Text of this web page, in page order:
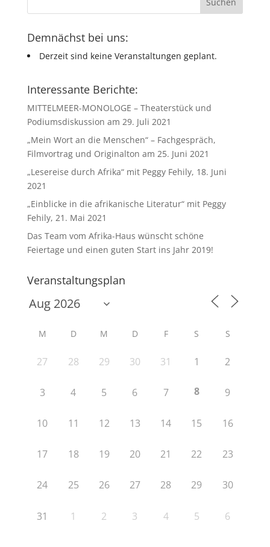
Demnächst bei uns:
Derzeit sind keine Veranstaltungen geplant.
Interessante Berichte:
MITTELMEER-MONOLOGE – Theaterstück und
Podiumsdiskussion am 29. Juli 2021
„Mein Wort an die Menschen“ – Fachgespräch,
Filmvortrag und Originalton am 25. Juni 2021
„Lesereise durch Afrika“ mit Peggy Fehily, 18. Juni
2021
„Einblicke in die afrikanische Literatur“ mit Peggy
Fehily, 21. Mai 2021
Das Team vom Afrika-Haus wünscht schöne
Feiertage und einen guten Start ins Jahr 2019!
Veranstaltungsplan
M D M D F S S
27 28 29 30 31 1 2
3 4 5 6 7 8 9
10 11 12 13 14 15 16
17 18 19 20 21 22 23
24 25 26 27 28 29 30
31 1 2 3 4 5 6